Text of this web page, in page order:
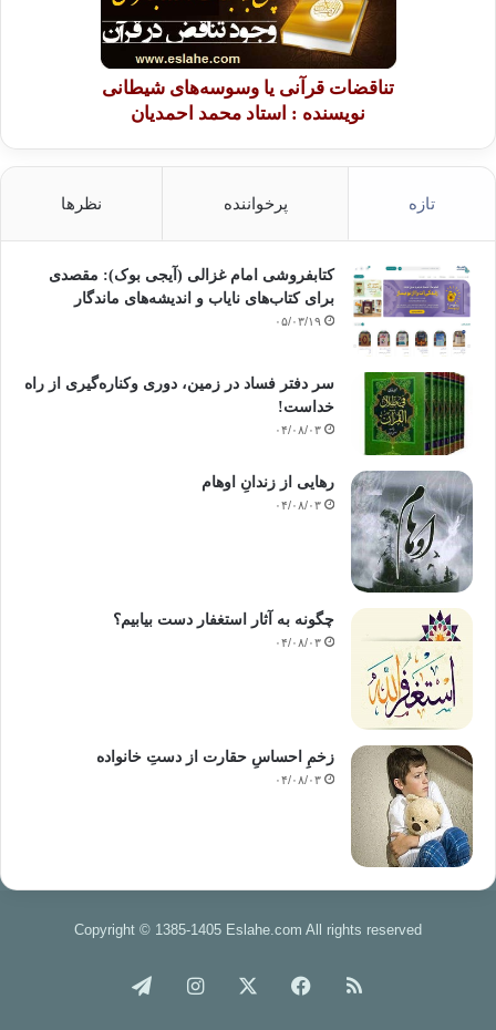
تناقضات قرآنی یا وسوسه‌های شیطانی
نویسنده : استاد محمد احمدیان
تازه پرخواننده نظرها
کتابفروشی امام غزالی (آیجی بوک): مقصدی
برای کتاب‌های نایاب و اندیشه‌های ماندگار
۰۵/۰۳/۱۹
سر دفتر فساد در زمین‌، دوری وکناره‌گیری از راه
خداست‌!
۰۴/۰۸/۰۳
رهایی از زندانِ اوهام
۰۴/۰۸/۰۳
چگونه به آثار استغفار دست بیابیم؟
۰۴/۰۸/۰۳
زخمِ احساسِ حقارت از دستِ خانواده
۰۴/۰۸/۰۳
Copyright © 1385-1405 Eslahe.com All rights reserved
خوراک فیس اینستاگرام